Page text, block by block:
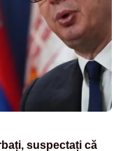
suspectați că